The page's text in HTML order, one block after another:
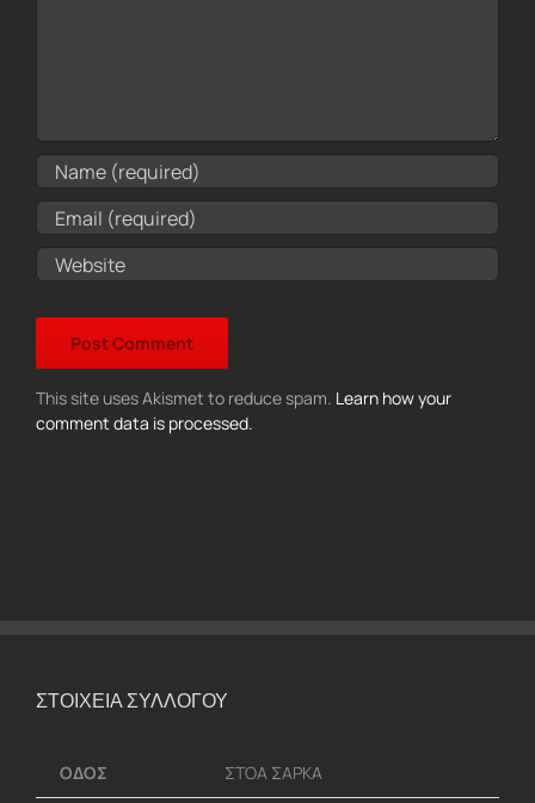
This site uses Akismet to reduce spam. Learn how your
comment data is processed.
ΣΤΟΙΧΕΙΑ ΣΥΛΛΟΓΟΥ
ΟΔΟΣ ΣΤΟΑ ΣΑΡΚΑ